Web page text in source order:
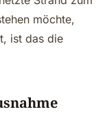
möchte,
ist das die